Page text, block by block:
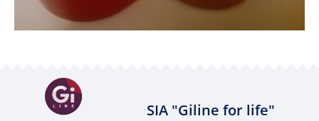
SIA "Giline for life"